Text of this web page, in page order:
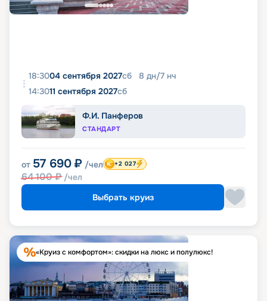
18:3004 сентября 2027сб 8 дн/7 нч
14:3011 сентября 2027сб
Ф.И. Панферов
СТАНДАРТ
от 57 690 ₽ /чел
64 100₽ /чел
+2 027
Выбрать круиз
«Круиз с комфортом»: скидки на люкс и полулюкс!